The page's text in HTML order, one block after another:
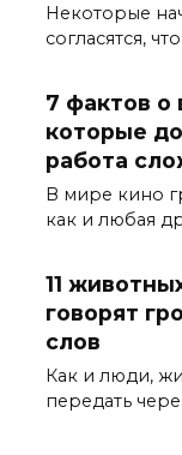
Некоторые
согласятся,
7 фактов о
которые
работа
В мире кино
как и любая
11
говорят
слов
Как и люди,
передать